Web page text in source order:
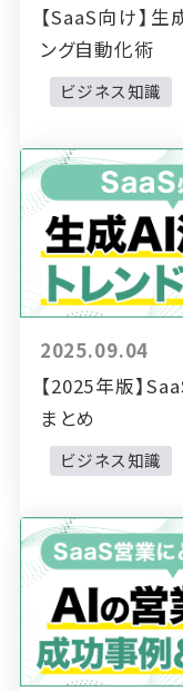
【SaaS向け】
ング自動化術
ビジネス知識
2025.09.04
【2025年版】
まとめ
ビジネス知識